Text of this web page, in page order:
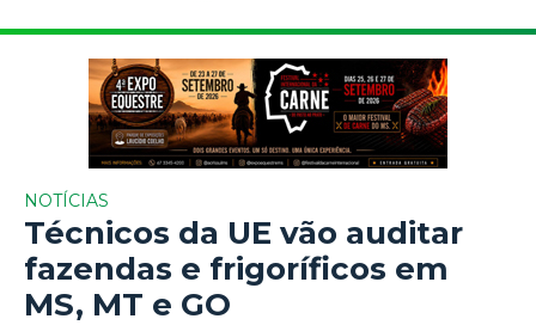
NOTÍCIAS
Técnicos da UE vão auditar
fazendas e frigoríficos em
MS, MT e GO